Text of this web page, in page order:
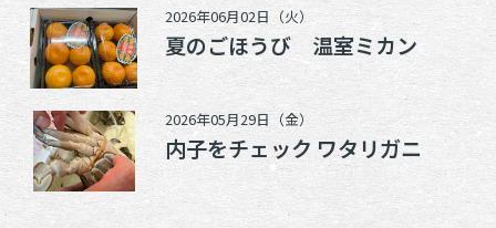
2026年06月02日（火）
夏のごほうび 温室ミカン
2026年05月29日（金）
内子をチェック ワタリガニ